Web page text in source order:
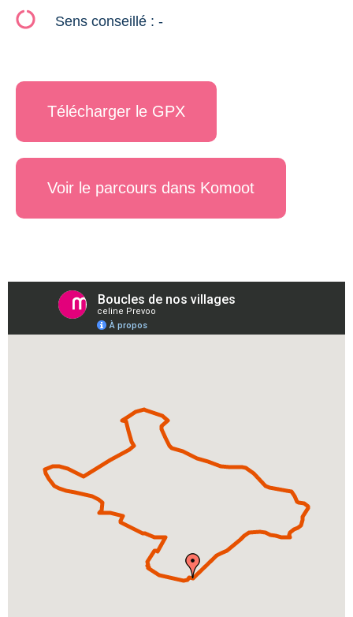
Sens conseillé : -
Télécharger le GPX
Voir le parcours dans Komoot